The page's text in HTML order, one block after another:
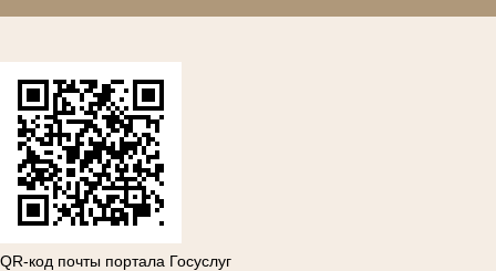
QR-код почты портала Госуслуг